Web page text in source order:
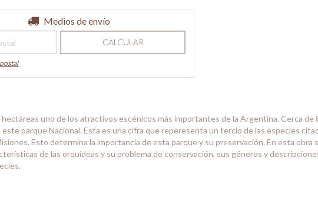
Medios de envío
CALCULAR
uno de los atractivos escénicos más importantes de la Argentina. Cerca de
parque Nacional. Esta es una cifra que reperesenta un tercio de las especies
Esto determina la importancia de esta parque y su preservación. En esta obra
de las orquídeas y su problema de conservación, sus géneros y